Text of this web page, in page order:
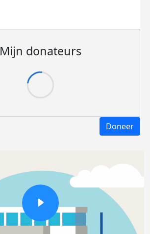
Mijn donateurs
Doneer